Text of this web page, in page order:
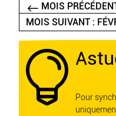
MOIS
MOIS SUIVANT :

Pour